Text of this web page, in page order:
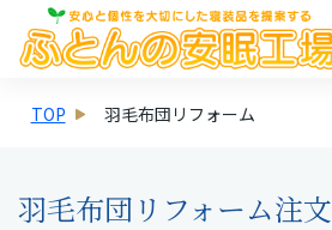
TOP 羽毛布団リフォーム
羽毛布団リフォーム注文